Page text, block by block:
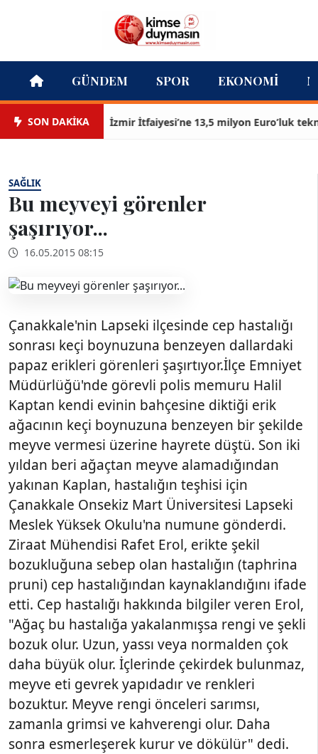
GÜNDEM SPOR EKONOMI
SON DAKİKAİzmir İtfaiyesi’ne 13,5 milyon Euro’luk
SAĞLIK
Bu meyveyi görenler
şaşırıyor...
16.05.2015 08:15
Çanakkale'nin Lapseki ilçesinde cep hastalığı
sonrası keçi boynuzuna benzeyen dallardaki
papaz erikleri görenleri şaşırtıyor.İlçe Emniyet
Müdürlüğü'nde görevli polis memuru Halil
Kaptan kendi evinin bahçesine diktiği erik
ağacının keçi boynuzuna benzeyen bir şekilde
meyve vermesi üzerine hayrete düştü. Son iki
yıldan beri ağaçtan meyve alamadığından
yakınan Kaplan, hastalığın teşhisi için
Çanakkale Onsekiz Mart Üniversitesi Lapseki
Meslek Yüksek Okulu'na numune gönderdi.
Ziraat Mühendisi Rafet Erol, erikte şekil
bozukluğuna sebep olan hastalığın (taphrina
pruni) cep hastalığından kaynaklandığını ifade
etti. Cep hastalığı hakkında bilgiler veren Erol,
"Ağaç bu hastalığa yakalanmışsa rengi ve şekli
bozuk olur. Uzun, yassı veya normalden çok
daha büyük olur. İçlerinde çekirdek bulunmaz,
meyve eti gevrek yapıdadır ve renkleri
bozuktur. Meyve rengi önceleri sarımsı,
zamanla grimsi ve kahverengi olur. Daha
sonra esmerleşerek kurur ve dökülür" dedi.